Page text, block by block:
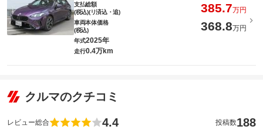
支払総額
(税込)(リ済込・追)
385.7万円
車両本体価格
(税込)
368.8万円
年式2025年
走行0.4万km
クルマのクチコミ
レビュー総合 4.4 投稿数188